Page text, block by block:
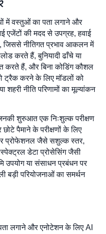
में वस्तुओं का पता लगाने और
एजेंटों की मदद से उपग्रह, हवाई
जिससे नीतिगत प्रभाव आकलन में
करते हैं, बुनियादी ढाँचे या
करते हैं, और बिना कोडिंग कौशल
ट्रैक करने के लिए मॉडलों को
शहरी नीति परिणामों का मूल्यांकन
शुरुआत एक निःशुल्क परीक्षण
पैमाने के परीक्षणों के लिए
प्रोफेशनल जैसे सशुल्क स्तर,
डेटा प्रोसेसिंग जैसी
या संसाधन प्रबंधन पर
बड़ी परियोजनाओं का समर्थन
लगाने और एनोटेशन के लिए AI